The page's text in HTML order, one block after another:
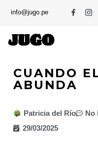
info@jugo.pe
CUANDO
ABUNDA
Patricia del Río
No
29/03/2025